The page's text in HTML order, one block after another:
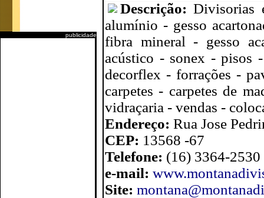
publicidade
Descrição:Divisorias
alumínio - gesso
fibra mineral - gesso
acústico - sonex - pisos
decorflex - forrações -
carpetes - carpetes de
vidraçaria - vendas -
Endereço: Rua Jose
CEP: 13568 -67
Telefone: (16) 3364-2530
e-mail:
Site: